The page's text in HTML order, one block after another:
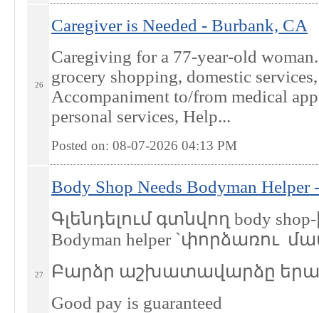
26
Caregiver is Needed - Burbank, CA
Caregiving for a 77-year-old
grocery shopping, domestic
Accompaniment to/from medical
personal services, Help...
Posted on: 08-07-2026 04:13 PM
27
Body Shop Needs Bodyman Helper
Գլենդելում գտնվող body
Bodyman helper `փորձառու
Բարձր աշխատավարձը
Good pay is guaranteed